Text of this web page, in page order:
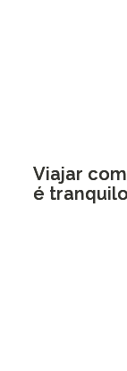
Viajar
é